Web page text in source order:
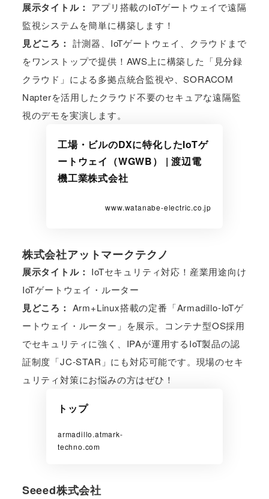
展示タイトル： アプリ搭載のIoTゲートウェイで遠隔
監視システムを簡単に構築します！
見どころ： 計測器、IoTゲートウェイ、クラウドまで
をワンストップで提供！AWS上に構築した「見分録
クラウド」による多拠点統合監視や、SORACOM
Napterを活用したクラウド不要のセキュアな遠隔監
視のデモを実演します。
工場・ビルのDXに特化したIoTゲ
ートウェイ（WGWB） | 渡辺電
機工業株式会社
www.watanabe-electric.co.jp
株式会社アットマークテクノ
展示タイトル： IoTセキュリティ対応！産業用途向け
IoTゲートウェイ・ルーター
見どころ： Arm+Linux搭載の定番「Armadillo-IoTゲ
ートウェイ・ルーター」を展示。コンテナ型OS採用
でセキュリティに強く、IPAが運用するIoT製品の認
証制度「JC-STAR」にも対応可能です。現場のセキ
ュリティ対策にお悩みの方はぜひ！
トップ
armadillo.atmark-
techno.com
Seeed株式会社